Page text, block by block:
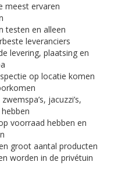
meest ervaren
testen en alleen
leveranciers
levering, plaatsing en
op locatie komen
jacuzzi’s,
voorraad hebben en
groot aantal producten
worden in de privétuin